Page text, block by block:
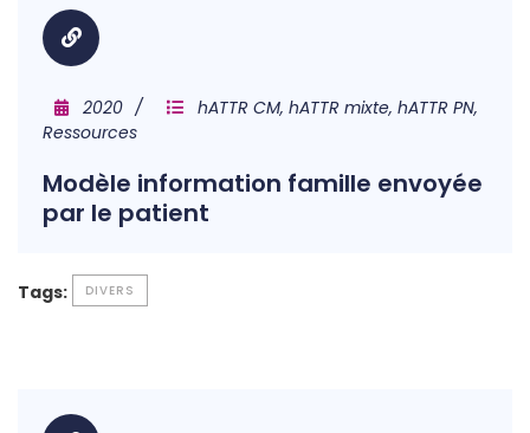
2020
hATTR CM, hATTR mixte, hATTR PN,
Ressources
Modèle information famille envoyée
par le patient
Tags: DIVERS